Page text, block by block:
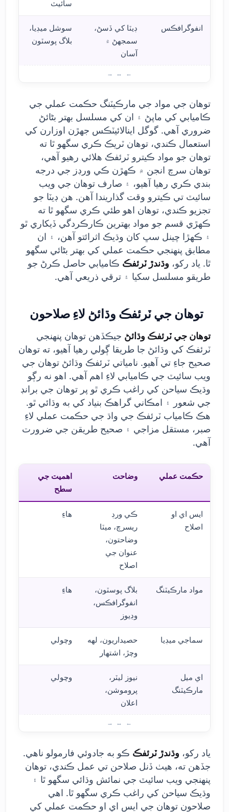
سائيٽ
انفوگرافڪس
ڊيٽا کي ڏسڻ،
سمجهڻ ۾
آسان
سوشل ميڊيا،
بلاگ پوسٽون
توهان جي مواد جي مارڪيٽنگ حڪمت عملي جي
ڪاميابي کي ماپڻ ۽ ان کي مسلسل بهتر بڻائڻ
ضروري آهي. گوگل اينالائيٽڪس جهڙن اوزارن کي
استعمال ڪندي، توهان ٽريڪ ڪري سگهو ٿا ته
توهان جو مواد ڪيترو ٽرئفڪ هلائي رهيو آهي،
توهان سرچ انجن ۾ ڪهڙن ڪي ورڊز جي درجه
بندي ڪري رهيا آهيو، ۽ صارف توهان جي ويب
سائيٽ تي ڪيترو وقت گذاريندا آهن. هن ڊيٽا جو
تجزيو ڪندي، توهان اهو طئي ڪري سگهو ٿا ته
ڪهڙي قسم جو مواد بهترين ڪارڪردگي ڏيکاري ٿو
۽ ڪهڙا چينل سڀ کان وڌيڪ اثرائتو آهن، ۽ ان
مطابق پنهنجي حڪمت عملي کي بهتر بڻائي سگهو
ٿا. ياد رکو، وڌندڙ ٽرئفڪ ڪاميابي حاصل ڪرڻ جو
طريقو مسلسل سکيا ۽ ترقي ذريعي آهي.
توهان جي ٽرئفڪ وڌائڻ لاءِ صلاحون
توهان جي ٽرئفڪ وڌائڻ جيڪڏهن توهان پنهنجي
ٽرئفڪ کي وڌائڻ جا طريقا ڳولي رهيا آهيو، ته توهان
صحيح جاءِ تي آهيو. نامياتي ٽرئفڪ وڌائڻ توهان جي
ويب سائيٽ جي ڪاميابي لاءِ اهم آهي. اهو نه رڳو
وڌيڪ سياحن کي راغب ڪري ٿو پر توهان جي برانڊ
جي شعور ۽ امڪاني گراهڪ بنياد کي به وڌائي ٿو.
هڪ ڪامياب ٽرئفڪ جي واڌ جي حڪمت عملي لاءِ
صبر، مستقل مزاجي ۽ صحيح طريقن جي ضرورت
آهي.
حڪمت عملي وضاحت
اهميت جي
سطح
ايس اي او
اصلاح
ڪي ورڊ
ريسرچ، ميٽا
وضاحتون،
عنوان جي
اصلاح
هاءِ
مواد مارڪيٽنگ
بلاگ پوسٽون،
انفوگرافڪس،
وڊيوز
هاءِ
سماجي ميڊيا
حصيداريون، لهه
وچڙ، اشتهار
وچولي
اي ميل
مارڪيٽنگ
نيوز ليٽر،
پروموشن،
اعلان
وچولي
ياد رکو، وڌندڙ ٽرئفڪ ڪو به جادوئي فارمولو ناهي.
جڏهن ته، هيٺ ڏنل صلاحن تي عمل ڪندي، توهان
پنهنجي ويب سائيٽ جي نمائش وڌائي سگهو ٿا ۽
وڌيڪ سياحن کي راغب ڪري سگهو ٿا. اهي
صلاحون توهان جي ايس اي او حڪمت عملي کي